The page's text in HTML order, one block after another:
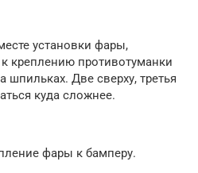
установки фары,
креплению противотуманки
шпильках. Две сверху, третья
куда сложнее.
фары к бамперу.